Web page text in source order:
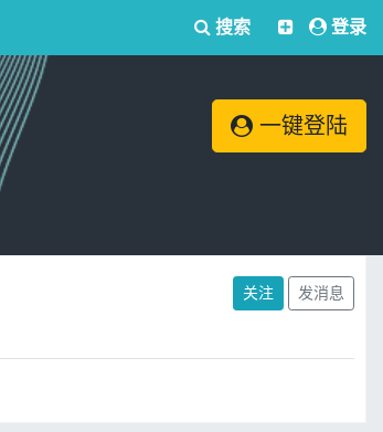
搜索 登录
一键登陆
关注 发消息